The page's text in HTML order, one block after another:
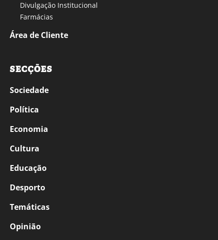
Divulgação Institucional
Farmácias
Área de Cliente
SECÇÕES
Sociedade
Política
Economia
Cultura
Educação
Desporto
Temáticas
Opinião